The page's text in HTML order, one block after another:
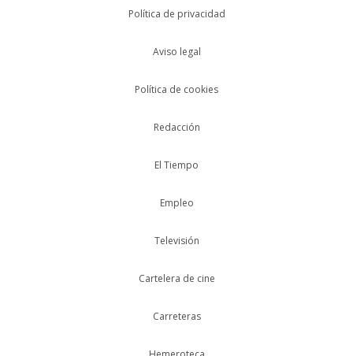
Política de privacidad
Aviso legal
Política de cookies
Redacción
El Tiempo
Empleo
Televisión
Cartelera de cine
Carreteras